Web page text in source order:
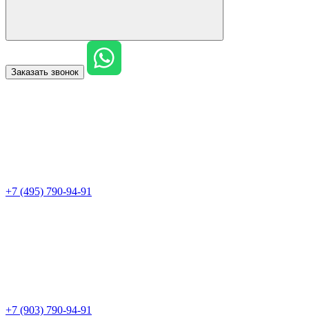
Заказать звонок
+7 (495) 790-94-91
+7 (903) 790-94-91